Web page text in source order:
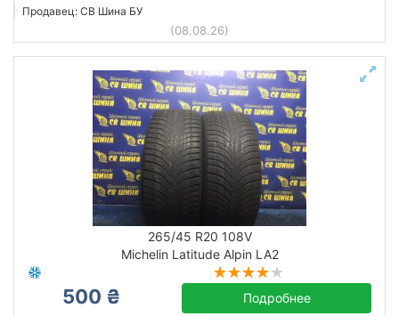
Продавец: СВ Шина БУ
(08.08.26)
265/45 R20 108V
Michelin Latitude Alpin LA2
500 ₴ Подробнее